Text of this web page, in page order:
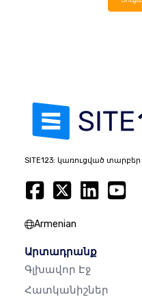
SITE123: կառուցված
Armenian
Արտադրանք
Գլխավոր Էջ
Հատկանիշներ